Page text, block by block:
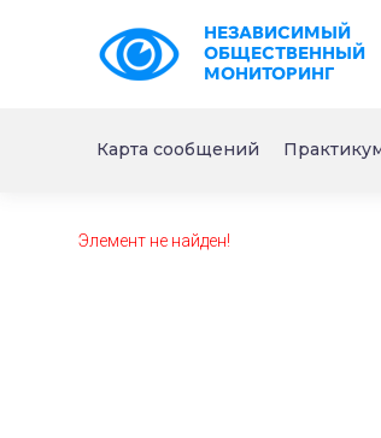
НЕЗАВИСИМЫЙ
ОБЩЕСТВЕННЫЙ
МОНИТОРИНГ
Карта сообщений
Элемент не найден!